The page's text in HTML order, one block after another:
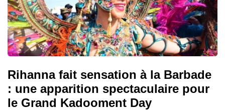
Rihanna fait sensation à la Barbade
: une apparition spectaculaire pour
le Grand Kadooment Day